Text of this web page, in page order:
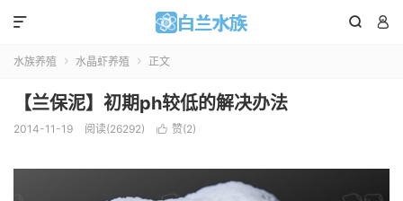
 

水族养殖  水晶虾养殖  正文
【兰保泥】初期ph较低的解决办法
2014-11-19 阅读(26292)  赞(2)